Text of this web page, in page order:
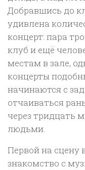
Добравшись до
удивлена
концерт: пара
клуб и ещё
местам в зале,
концерты
начинаются с
отчаиваться
через тридцать
людьми.
Первой на сцену
знакомство с